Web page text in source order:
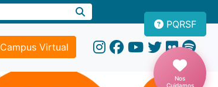
Campus Virtual
PQRSF
Nos
Cuidamos